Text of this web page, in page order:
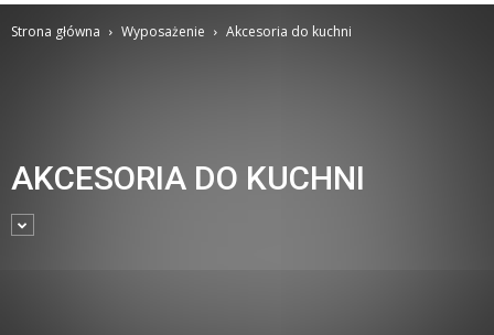
Strona główna Wyposażenie Akcesoria do kuchni
AKCESORIA DO KUCHNI